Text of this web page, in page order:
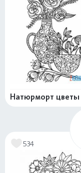
Натюрморт цветы
534